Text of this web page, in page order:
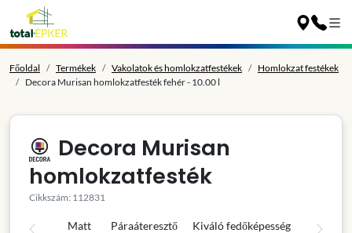
Főoldal Termékek Vakolatok és homlokzatfestékek
Homlokzat festékek
Decora Murisan homlokzatfesték fehér - 10.00 l
Decora Murisan
homlokzatfesték
Cikkszám: 112831
Matt Páraáteresztő Kiváló fedőképesség